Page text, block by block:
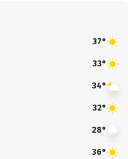
37°
33°
34°
32°
28°
36°